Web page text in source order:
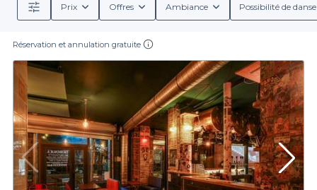
Prix Offres Ambiance Possibilité de
Réservation et annulation gratuite